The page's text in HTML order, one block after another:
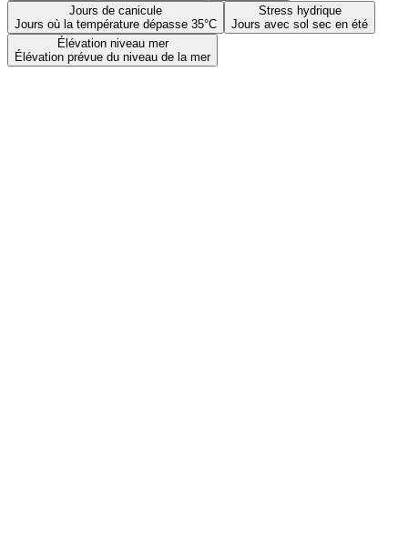
Jours de canicule
Jours où la température dépasse 35°C
Stress hydrique
Jours avec sol sec en été
Élévation niveau mer
Élévation prévue du niveau de la mer